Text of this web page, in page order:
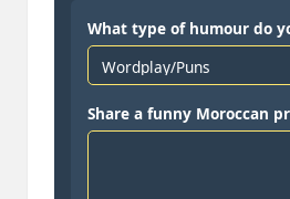
What type of humour do
Share a funny Moroccan